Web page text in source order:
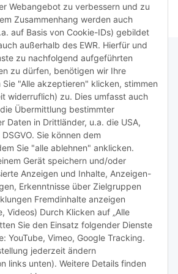
Sublimation
verpacken
Webangebot zu verbessern und zu
Zusammenhang werden auch
auf Basis von Cookie-IDs) gebildet
außerhalb des EWR. Hierfür und
zu nachfolgend aufgeführten
zu dürfen, benötigen wir Ihre
Sie "Alle akzeptieren" klicken, stimmen
widerruflich) zu. Dies umfasst auch
Übermittlung bestimmter
Daten in Drittländer, u.a. die USA,
Sie können dem
Sie "alle ablehnen" anklicken.
Gerät speichern und/oder
Anzeigen und Inhalte, Anzeigen-
Erkenntnisse über Zielgruppen
Fremdinhalte anzeigen
Videos) Durch Klicken auf „Alle
Sie den Einsatz folgender Dienste
YouTube, Vimeo, Google Tracking.
jederzeit ändern
links unten). Weitere Details finden